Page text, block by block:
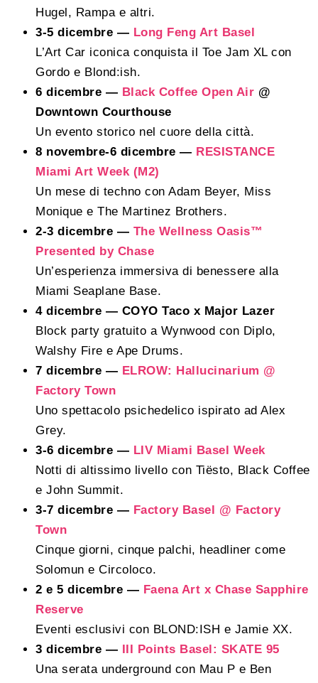
Hugel, Rampa e altri.
3-5 dicembre — Long Feng Art Basel
L’Art Car iconica conquista il Toe Jam XL con
Gordo e Blond:ish.
6 dicembre — Black Coffee Open Air @
Downtown Courthouse
Un evento storico nel cuore della città.
8 novembre-6 dicembre — RESISTANCE
Miami Art Week (M2)
Un mese di techno con Adam Beyer, Miss
Monique e The Martinez Brothers.
2-3 dicembre — The Wellness Oasis™
Presented by Chase
Un’esperienza immersiva di benessere alla
Miami Seaplane Base.
4 dicembre — COYO Taco x Major Lazer
Block party gratuito a Wynwood con Diplo,
Walshy Fire e Ape Drums.
7 dicembre — ELROW: Hallucinarium @
Factory Town
Uno spettacolo psichedelico ispirato ad Alex
Grey.
3-6 dicembre — LIV Miami Basel Week
Notti di altissimo livello con Tiësto, Black Coffee
e John Summit.
3-7 dicembre — Factory Basel @ Factory
Town
Cinque giorni, cinque palchi, headliner come
Solomun e Circoloco.
2 e 5 dicembre — Faena Art x Chase Sapphire
Reserve
Eventi esclusivi con BLOND:ISH e Jamie XX.
3 dicembre — III Points Basel: SKATE 95
Una serata underground con Mau P e Ben